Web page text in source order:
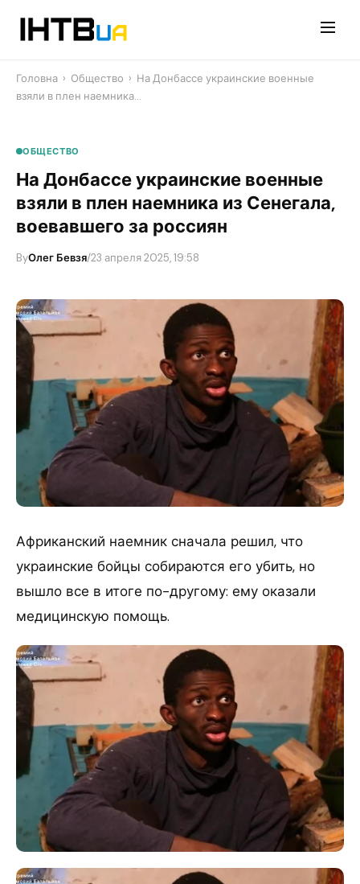
Головна › Общество › На Донбассе украинские военные
взяли в плен наемника…
ОБЩЕСТВО
На Донбассе украинские военные
взяли в плен наемника из Сенегала,
воевавшего за россиян
ByОлег Бевзя/23 апреля 2025, 19:58
Африканский наемник сначала решил, что
украинские бойцы собираются его убить, но
вышло все в итоге по-другому: ему оказали
медицинскую помощь.